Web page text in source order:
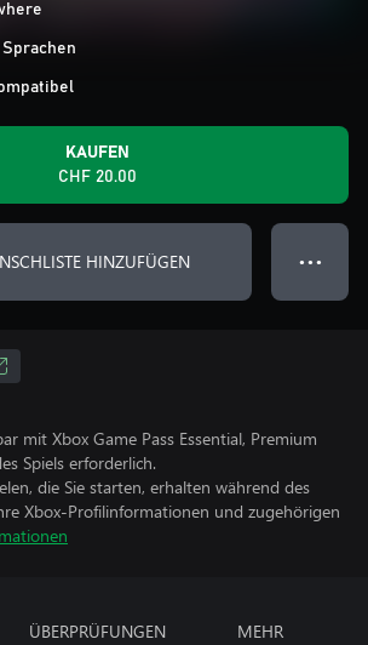
KAUFEN
CHF 20.00
HINZUFÜGEN ● ● ●
mit Xbox Game Pass Essential, Premium
Spiels erforderlich.
die Sie starten, erhalten während des
Xbox-Profilinformationen und zugehörigen
ÜBERPRÜFUNGEN MEHR